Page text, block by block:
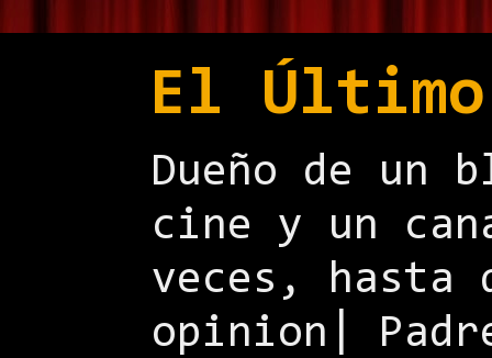
El
Dueño de un
cine y un
veces, hasta
opinion|